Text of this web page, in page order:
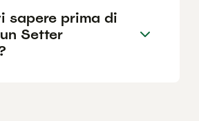
sapere prima di
Setter